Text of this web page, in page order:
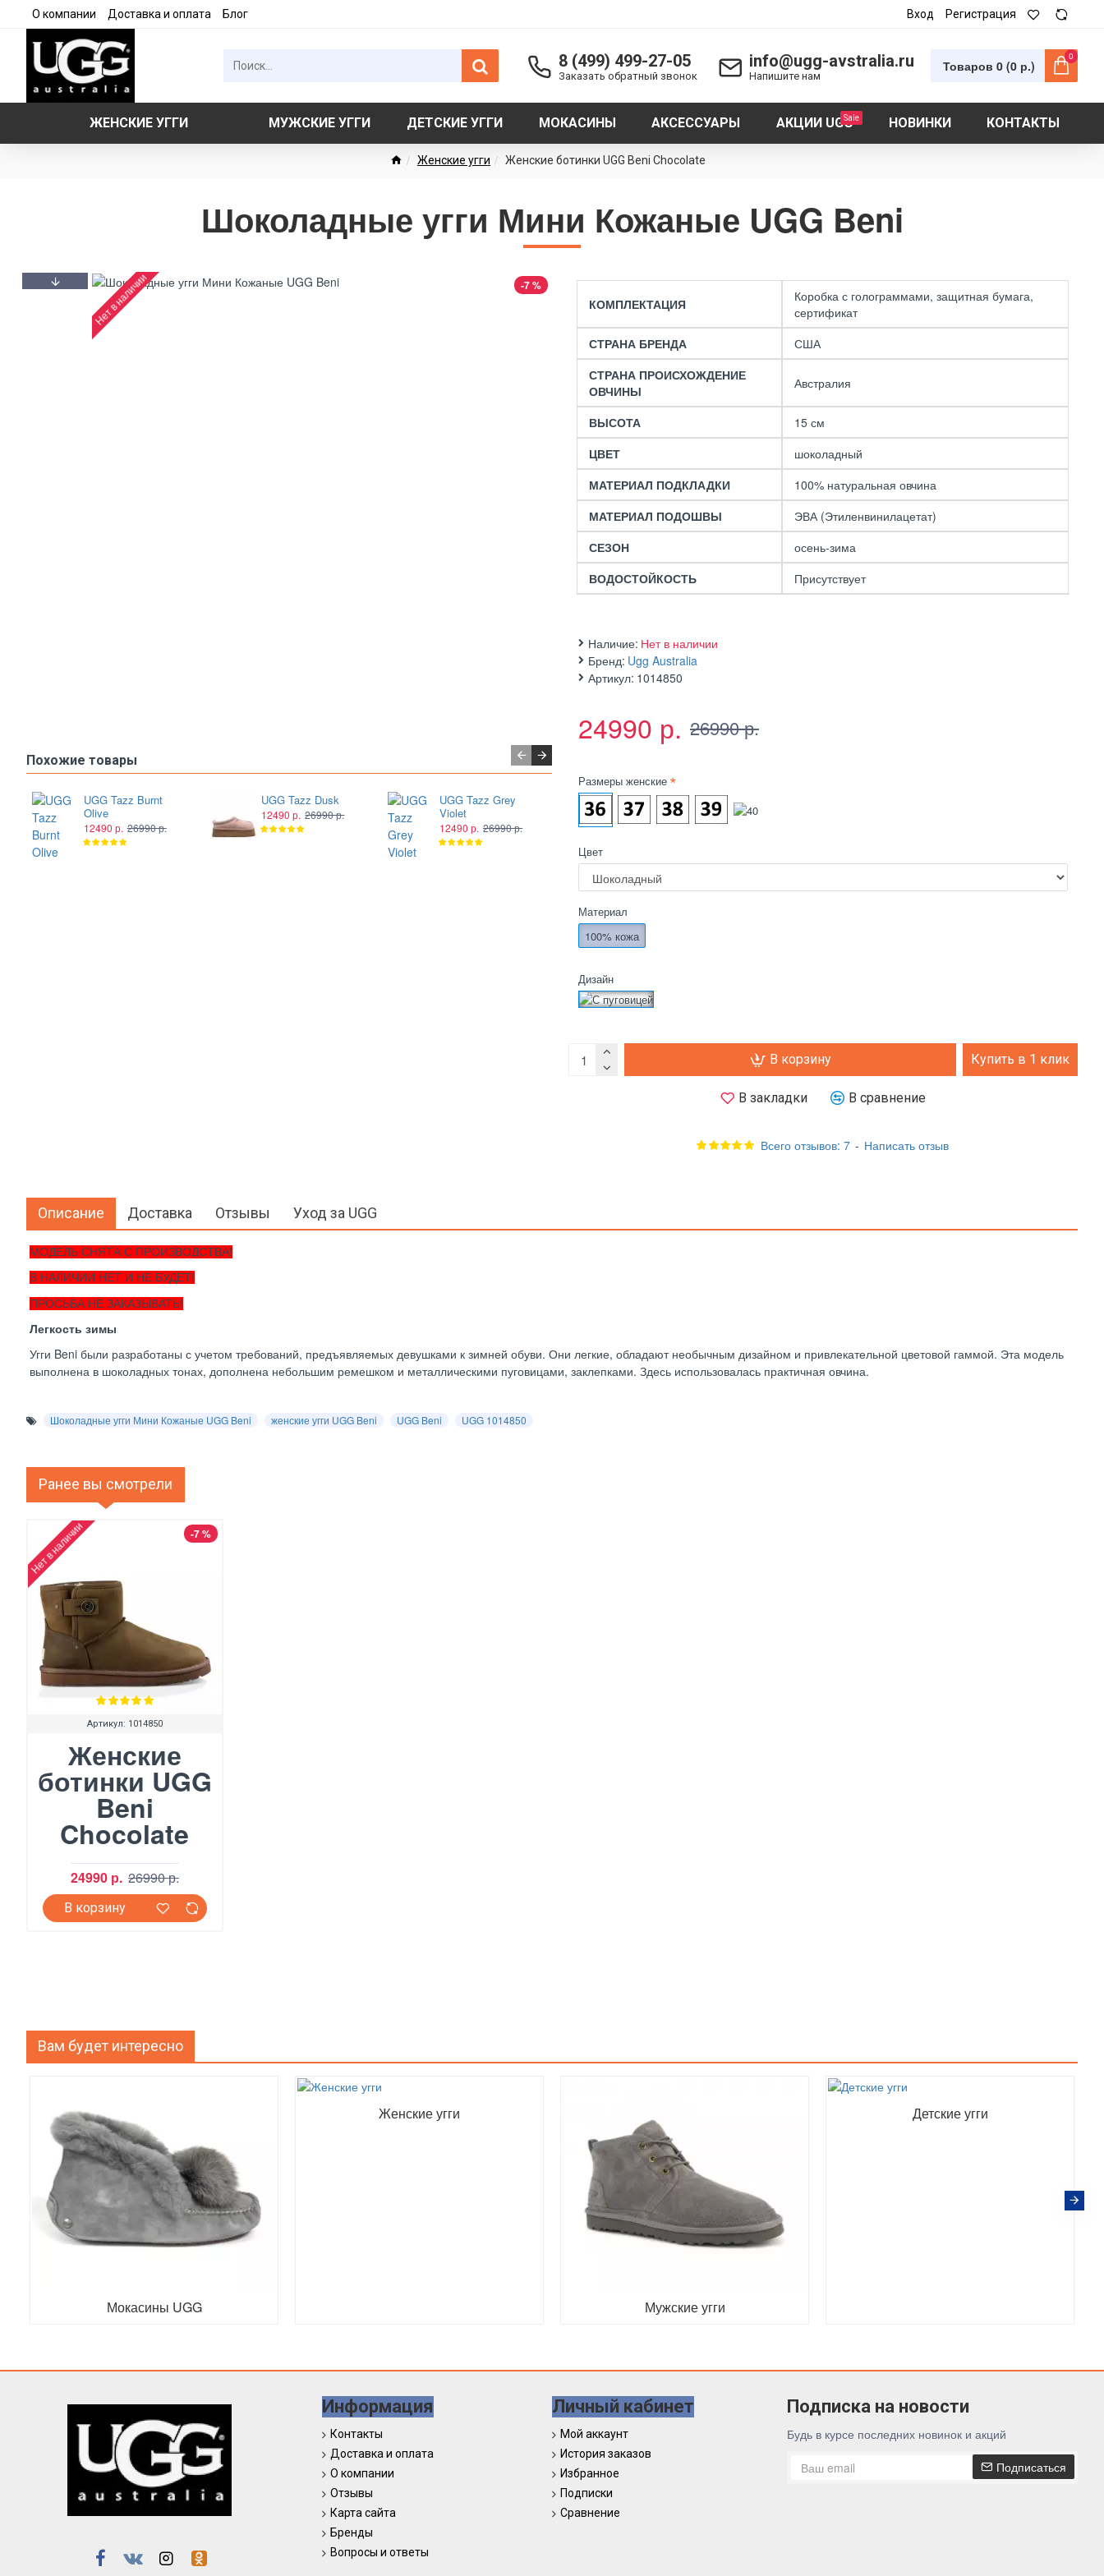
О компании Доставка и оплата Блог Вход Регистрация
8 (499) 499-27-05
Заказать обратный звонок
info@ugg-avstralia.ru
Напишите нам
Товаров 0 (0 р.)
0
ЖЕНСКИЕ УГГИ МУЖСКИЕ УГГИ ДЕТСКИЕ УГГИ МОКАСИНЫ АКСЕССУАРЫ АКЦИИ UGGSale НОВИНКИ КОНТАКТЫ
Женские угги Женские ботинки UGG Beni Chocolate
Шоколадные угги Мини Кожаные UGG Beni
-7 %
Нет в наличии
Похожие товары
UGG Tazz Burnt
Olive
12490 р. 26990 р.
UGG Tazz Dusk
12490 р. 26990 р.
UGG Tazz Grey
Violet
12490 р. 26990 р.
UGG Tazz Smoke
Plume
12490 р. 26990 р.
КОМПЛЕКТАЦИЯ
Коробка с голограммами, защитная бумага,
сертификат
СТРАНА БРЕНДА
США
СТРАНА ПРОИСХОЖДЕНИЕ
ОВЧИНЫ
Австралия
ВЫСОТА
15 см
ЦВЕТ
шоколадный
МАТЕРИАЛ ПОДКЛАДКИ
100% натуральная овчина
МАТЕРИАЛ ПОДОШВЫ
ЭВА (Этиленвинилацетат)
СЕЗОН
осень-зима
ВОДОСТОЙКОСТЬ
Присутствует
Наличие: Нет в наличии
Бренд: Ugg Australia
Артикул: 1014850
Всего отзывов: 7 - Написать отзыв
24990 р. 26990 р.
Размеры женские
Цвет
Материал
100% кожа
Дизайн
В корзину Купить в 1 клик
В закладки В сравнение
Описание Доставка Отзывы Уход за UGG
МОДЕЛЬ СНЯТА С ПРОИЗВОДСТВА!
В НАЛИЧИИ НЕТ И НЕ БУДЕТ!
ПРОСЬБА НЕ ЗАКАЗЫВАТЬ!
Легкость зимы
Угги Beni были разработаны с учетом требований, предъявляемых девушками к зимней обуви. Они легкие, обладают необычным дизайном и привлекательной цветовой гаммой. Эта модель
выполнена в шоколадных тонах, дополнена небольшим ремешком и металлическими пуговицами, заклепками. Здесь использовалась практичная овчина.
Шоколадные угги Мини Кожаные UGG Beni женские угги UGG Beni UGG Beni UGG 1014850
Ранее вы смотрели
-7 %
Нет в наличии
Артикул: 1014850
Женские
ботинки UGG
Beni
Chocolate
24990 р. 26990 р.
В корзину
Вам будет интересно
Мокасины UGG
Женские угги
Мужские угги
Детские угги
Информация
Контакты
Доставка и оплата
О компании
Отзывы
Карта сайта
Бренды
Вопросы и ответы
Личный кабинет
Мой аккаунт
История заказов
Избранное
Подписки
Сравнение
Подписка на новости
Будь в курсе последних новинок и акций
Подписаться